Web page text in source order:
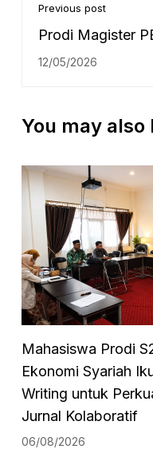
Previous post
Prodi Magister
Audit Tindak
12/05/2026
You may also
Mahasiswa Prodi
Ekonomi Syariah
Writing untuk
Jurnal Kolaboratif
06/08/2026